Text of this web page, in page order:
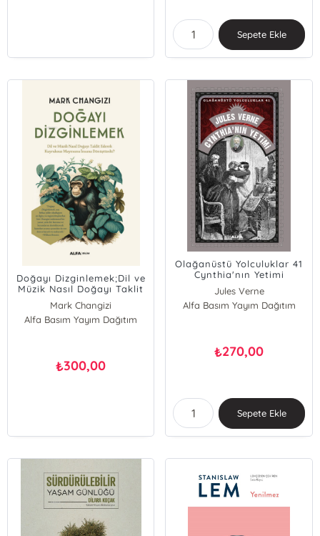
Sepete Ekle
Doğayı Dizginlemek;Dil ve
Müzik Nasıl Doğayı Taklit
Ederek Kuyruksuz
Maymunu İnsana
Dönüştürdü?
Mark Changizi
Alfa Basım Yayım Dağıtım
₺300,00
Olağanüstü Yolculuklar 41
Cynthia'nın Yetimi
Jules Verne
Alfa Basım Yayım Dağıtım
₺270,00
Sepete Ekle